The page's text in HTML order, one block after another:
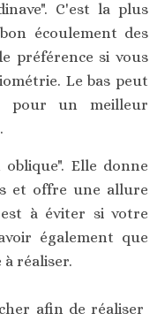
C'est la plus
écoulement des
préférence si vous
Le bas peut
pour un meilleur
oblique". Elle donne
et offre une allure
à éviter si votre
également que
réaliser.
afin de réaliser